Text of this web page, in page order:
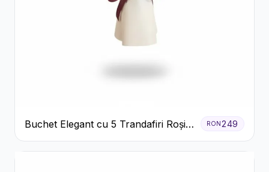
Buchet Elegant cu 5 Trandafiri Roșii
și Eucalipt
RON249